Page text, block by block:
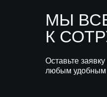
МЫ
К
Оставьте
любым удобным